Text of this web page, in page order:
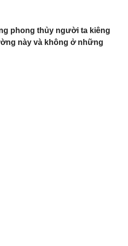
phong thủy người ta kiêng
này và không ở những